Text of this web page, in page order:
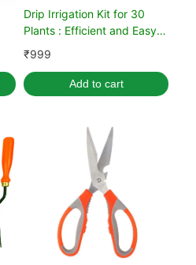
Drip Irrigation Kit for 30
Plants : Efficient and Easy
Gardening
₹999
Add to cart